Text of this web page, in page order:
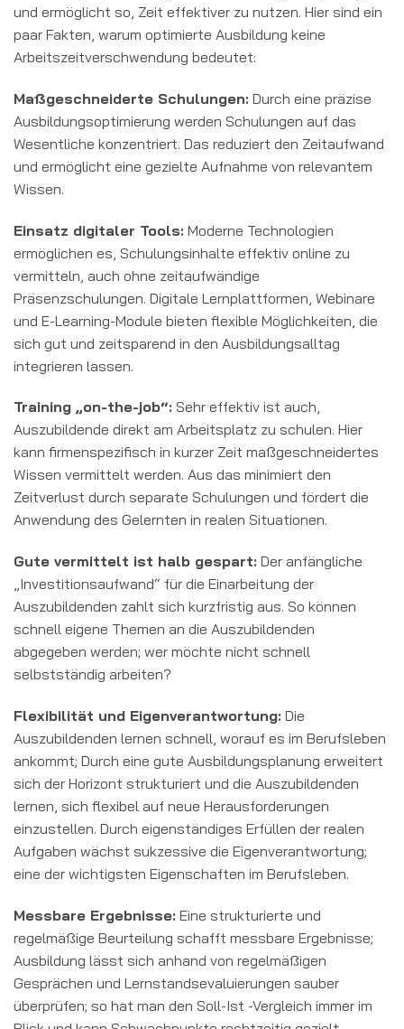
und ermöglicht so, Zeit effektiver zu nutzen. Hier sind ein
paar Fakten, warum optimierte Ausbildung keine
Arbeitszeitverschwendung bedeutet:
Maßgeschneiderte Schulungen: Durch eine präzise
Ausbildungsoptimierung werden Schulungen auf das
Wesentliche konzentriert. Das reduziert den Zeitaufwand
und ermöglicht eine gezielte Aufnahme von relevantem
Wissen.
Einsatz digitaler Tools: Moderne Technologien
ermöglichen es, Schulungsinhalte effektiv online zu
vermitteln, auch ohne zeitaufwändige
Präsenzschulungen. Digitale Lernplattformen, Webinare
und E-Learning-Module bieten flexible Möglichkeiten, die
sich gut und zeitsparend in den Ausbildungsalltag
integrieren lassen.
Training „on-the-job“: Sehr effektiv ist auch,
Auszubildende direkt am Arbeitsplatz zu schulen. Hier
kann firmenspezifisch in kurzer Zeit maßgeschneidertes
Wissen vermittelt werden. Aus das minimiert den
Zeitverlust durch separate Schulungen und fördert die
Anwendung des Gelernten in realen Situationen.
Gute vermittelt ist halb gespart: Der anfängliche
„Investitionsaufwand“ für die Einarbeitung der
Auszubildenden zahlt sich kurzfristig aus. So können
schnell eigene Themen an die Auszubildenden
abgegeben werden; wer möchte nicht schnell
selbstständig arbeiten?
Flexibilität und Eigenverantwortung: Die
Auszubildenden lernen schnell, worauf es im Berufsleben
ankommt; Durch eine gute Ausbildungsplanung erweitert
sich der Horizont strukturiert und die Auszubildenden
lernen, sich flexibel auf neue Herausforderungen
einzustellen. Durch eigenständiges Erfüllen der realen
Aufgaben wächst sukzessive die Eigenverantwortung;
eine der wichtigsten Eigenschaften im Berufsleben.
Messbare Ergebnisse: Eine strukturierte und
regelmäßige Beurteilung schafft messbare Ergebnisse;
Ausbildung lässt sich anhand von regelmäßigen
Gesprächen und Lernstandsevaluierungen sauber
überprüfen; so hat man den Soll-Ist -Vergleich immer im